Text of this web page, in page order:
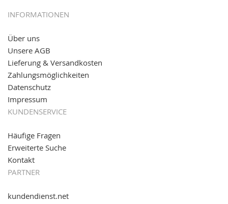
05.09.2016: NEUE Topseller bei
11.08.2016: Gerade entsteht unser "neuer"
Partnershop
Online-Shop für einfaches Transportieren. Einfach
reinschauen...
INFORMATIONEN
Über uns
Unsere AGB
Lieferung & Versandkosten
Zahlungsmöglichkeiten
Datenschutz
Impressum
KUNDENSERVICE
Häufige Fragen
Erweiterte Suche
Kontakt
PARTNER
kundendienst.net